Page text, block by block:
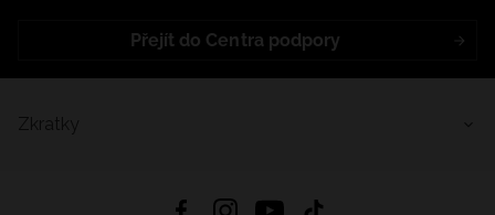
Přejít do Centra podpory